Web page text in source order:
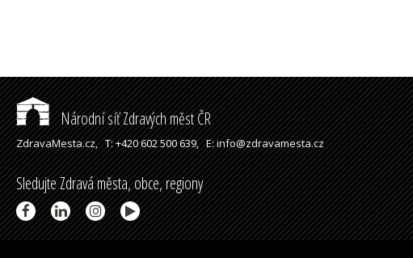
Národní síť Zdravých měst ČR
ZdravaMesta.cz,T: +420 602 500 639,E: info@zdravamesta.cz
Sledujte Zdravá města, obce, regiony